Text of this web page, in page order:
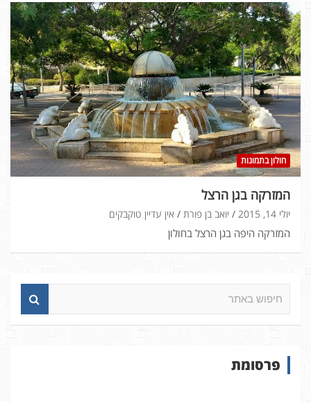
חולון בתמונות
המזרקה בגן הרצל
יולי 14, 2015 יואב בן פורת אין עדיין טוקבקים
המזרקה היפה בגן הרצל בחולון
א
פרסומת